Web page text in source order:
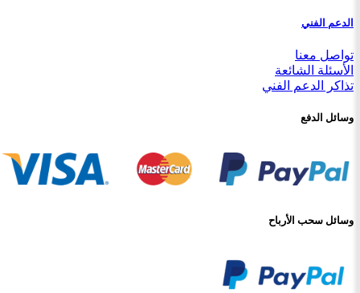
الدعم الفني
تواصل معنا
الأسئلة الشائعة
تذاكر الدعم الفني
وسائل الدفع
وسائل سحب الأرباح